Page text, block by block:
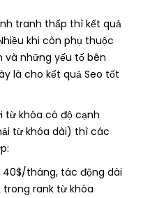
tranh thấp thì kết quả
khi còn phụ thuộc
và những yếu tố bên
là cho kết quả Seo tốt
từ khóa có độ cạnh
từ khóa dài) thì các
40$/tháng, tác động dài
trong rank từ khóa